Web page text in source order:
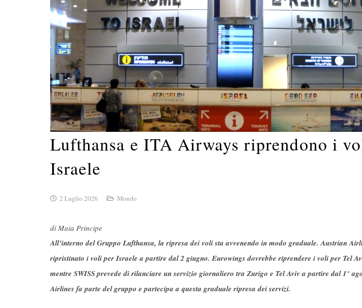
Lufthansa e ITA Airways riprendono i
Israele
2 Luglio 2026 Mondo
di Maia Principe
All’interno del Gruppo Lufthansa, la ripresa dei voli sta avvenendo in modo graduale. Austrian
ripristinato i voli per Israele a partire dal 2 giugno. Eurowings dovrebbe riprendere i voli per Tel
mentre SWISS prevede di rilanciare un servizio giornaliero tra Zurigo e Tel Aviv a partire dal 1°
Airlines fa parte del gruppo e partecipa a questa graduale ripresa dei servizi.